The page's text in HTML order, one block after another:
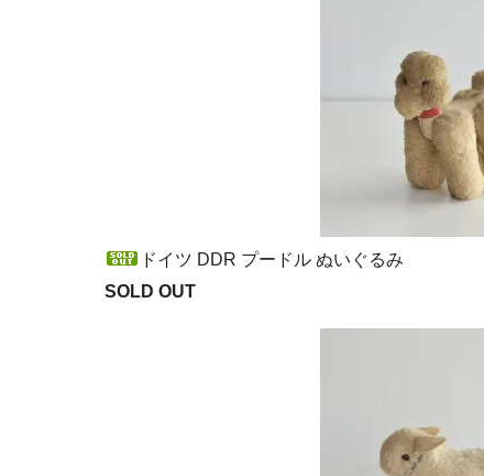
ドイツ DDR プードル ぬいぐるみ
SOLD OUT